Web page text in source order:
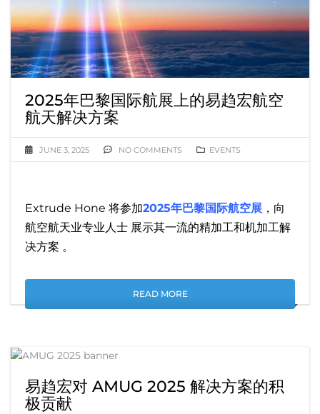
2025年巴黎国际航展上的易趋宏航空
航天解决方案
JUNE 3, 2025 NO COMMENTS EVENTS
Extrude Hone 将参加2025年巴黎国际航空展 ，向
航空航天业专业人士 展示其一流的精加工和机加工解
决方案 。
READ MORE
易趋宏对 AMUG 2025 解决方案的积
极贡献